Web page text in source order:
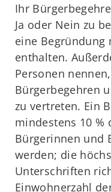
Ihr
Ja oder Nein zu
eine Begründung
enthalten.
Personen
Bürgerbegehren
zu vertreten. Ein
mindestens 10
Bürgerinnen und
werden; die
Unterschriften
Einwohnerzahl